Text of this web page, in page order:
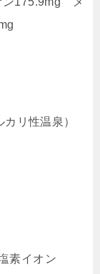
リ性温泉）
素イオン